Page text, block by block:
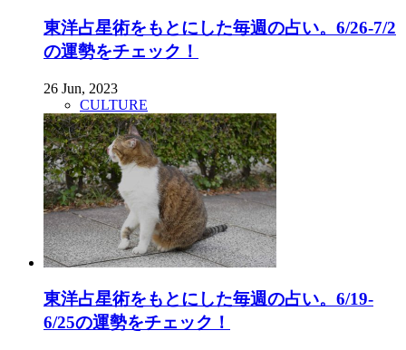
東洋占星術をもとにした毎週の占い。6/26-7/2
の運勢をチェック！
26 Jun, 2023
CULTURE
東洋占星術をもとにした毎週の占い。6/19-
6/25の運勢をチェック！